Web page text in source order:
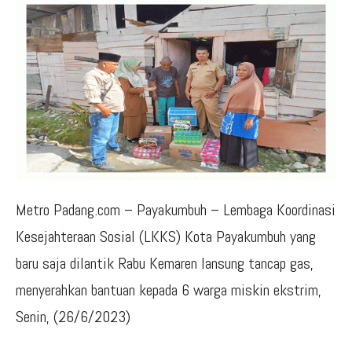
Metro Padang.com – Payakumbuh – Lembaga Koordinasi
Kesejahteraan Sosial (LKKS) Kota Payakumbuh yang
baru saja dilantik Rabu Kemaren lansung tancap gas,
menyerahkan bantuan kepada 6 warga miskin ekstrim,
Senin, (26/6/2023)